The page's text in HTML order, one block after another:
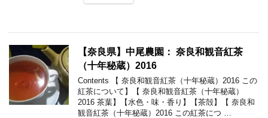
【奈良県】中尾農園： 奈良和観音紅茶
（十年秘蔵）2016
Contents 【 奈良和観音紅茶（十年秘蔵）2016 この
紅茶について】【 奈良和観音紅茶（十年秘蔵）
2016 茶葉】【水色・味・香り】【茶殻】【 奈良和
観音紅茶（十年秘蔵）2016 この紅茶につ …